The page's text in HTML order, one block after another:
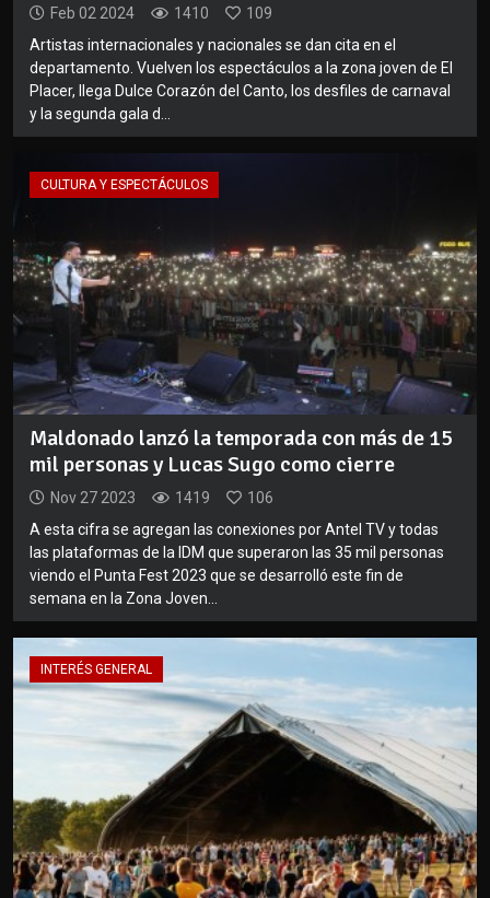
Feb 02 2024 1410
109
Artistas internacionales y nacionales se dan cita en el
departamento. Vuelven los espectáculos a la zona joven de El
Placer, llega Dulce Corazón del Canto, los desfiles de carnaval
y la segunda gala d...
CULTURA Y ESPECTÁCULOS
Maldonado lanzó la temporada con más de 15
mil personas y Lucas Sugo como cierre
Nov 27 2023 1419
106
A esta cifra se agregan las conexiones por Antel TV y todas
las plataformas de la IDM que superaron las 35 mil personas
viendo el Punta Fest 2023 que se desarrolló este fin de
semana en la Zona Joven...
INTERÉS GENERAL